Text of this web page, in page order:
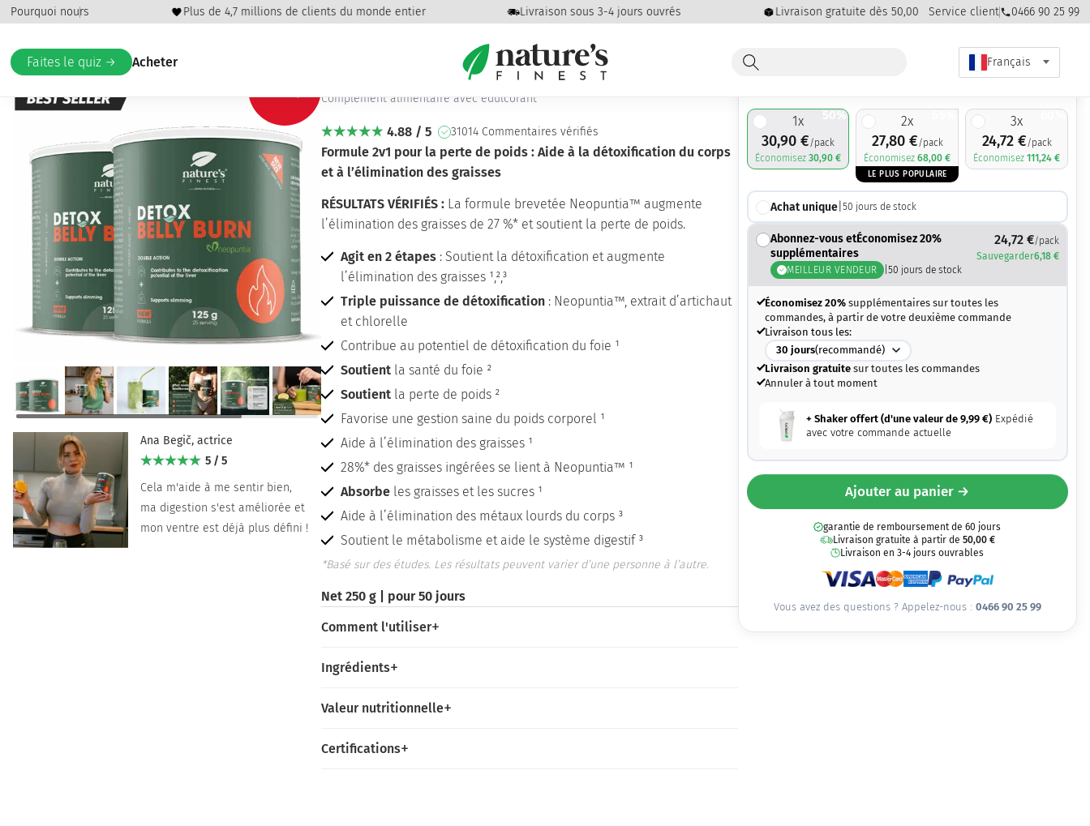
Pourquoi nou
sous 60 jours Plus de 4,7 millions de clients du monde entier Livraison sous 3-4 jours ouvrés Livraison gratuite dès 50,00 € d'achatService client 0466 90 25 99
Faites le quiz → Acheter Français
Accueil/Perte de poids/Détox et perte de poids/ Detox Belly Burn paquet
Ana Begič, actrice
5 / 5
Cela m'aide à me sentir bien,
ma digestion s'est améliorée et
mon ventre est déjà plus défini !
Detox Belly Burn paquet
Complément alimentaire avec édulcorant
4.88 / 5 31014 Commentaires vérifiés
Formule 2v1 pour la perte de poids : Aide à la détoxification du corps
et à l’élimination des graisses
RÉSULTATS VÉRIFIÉS : La formule brevetée Neopuntia™ augmente
l’élimination des graisses de 27 %* et soutient la perte de poids.
Agit en 2 étapes : Soutient la détoxification et augmente
l’élimination des graisses ¹,²,³
Triple puissance de détoxification : Neopuntia™, extrait d’artichaut
et chlorelle
Contribue au potentiel de détoxification du foie ¹
Soutient la santé du foie ²
Soutient la perte de poids ²
Favorise une gestion saine du poids corporel ¹
Aide à l’élimination des graisses ¹
28%* des graisses ingérées se lient à Neopuntia™ ¹
Absorbe les graisses et les sucres ¹
Aide à l’élimination des métaux lourds du corps ³
Soutient le métabolisme et aide le système digestif ³
*Basé sur des études. Les résultats peuvent varier d’une personne à l’autre.
Net 250 g | pour 50 jours
Comment l'utiliser
Ingrédients
Valeur nutritionnelle
Certifications
50%
1x
30,90€/pack
Économisez30,90€
2x
27,80 €/pack
Économisez68,00€
LE PLUS POPULAIRE
60%
3x
24,72 €/pack
Économisez111,24€
Achat unique |50 jours de stock
Abonnez-vous etÉconomisez 20%
supplémentaires
MEILLEUR VENDEUR | 50 jours de stock
24,72 €/pack
Sauvegarder6,18 €
Économisez 20% supplémentaires sur toutes les
commandes, à partir de votre deuxième commande
Livraison tous les:
30 jours(recommandé)
Livraison gratuite sur toutes les commandes
Annuler à tout moment
+ Shaker offert (d'une valeur de9,99€) Expédié
avec votre commande actuelle
Ajouter au panier →
garantie de remboursement de 60 jours
Livraison gratuite à partir de 50,00 €
Livraison en 3-4 jours ouvrables
Vous avez des questions ? Appelez-nous : 0466 90 25 99